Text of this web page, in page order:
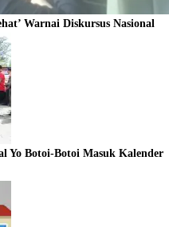
Warnai Diskursus Nasional
Yo Botoi-Botoi Masuk Kalender